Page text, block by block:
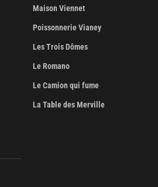
Maison Viennet
Poissonnerie Vianey
Les Trois Dômes
Le Romano
Le Camion qui fume
La Table des Merville